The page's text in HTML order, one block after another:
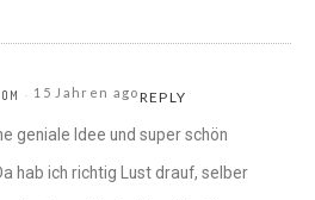
15 Jahren agoREPLY
geniale Idee und super schön
hab ich richtig Lust drauf, selber